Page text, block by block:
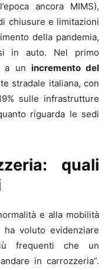
ancora MIMS),
chiusure e limitazioni
della pandemia,
in auto. Nel primo
a un incremento del
stradale italiana, con
sulle infrastrutture
riguarda le sedi
quali
e alla mobilità
voluto evidenziare
frequenti che un
in carrozzeria”.